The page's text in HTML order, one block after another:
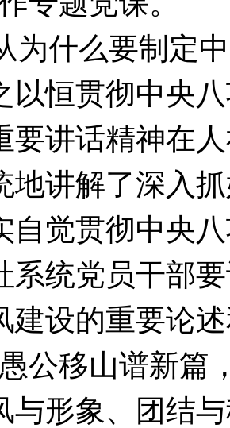
为什么要制定
以恒贯彻中央
要讲话精神在
地讲解了深入
自觉贯彻中央
系统党员干部
建设的重要论
公移山谱新篇
与形象、团结